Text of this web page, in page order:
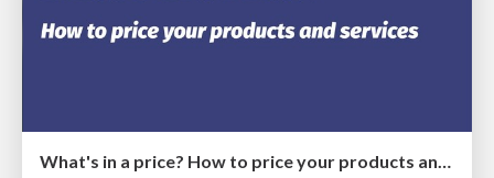
What's in a price? How to price your products and services